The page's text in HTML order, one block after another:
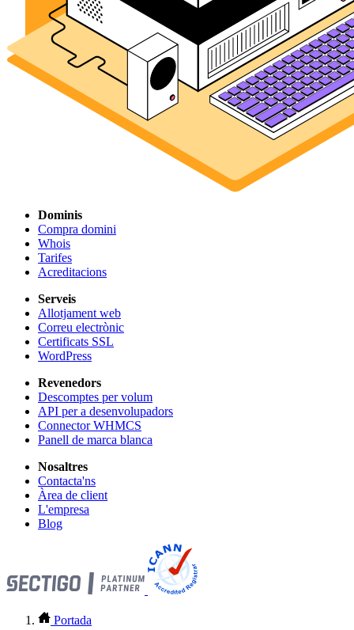
Dominis
Compra domini
Whois
Tarifes
Acreditacions
Serveis
Allotjament web
Correu electrònic
Certificats SSL
WordPress
Revenedors
Descomptes per volum
API per a desenvolupadors
Connector WHMCS
Panell de marca blanca
Nosaltres
Contacta'ns
Àrea de client
L'empresa
Blog
Portada